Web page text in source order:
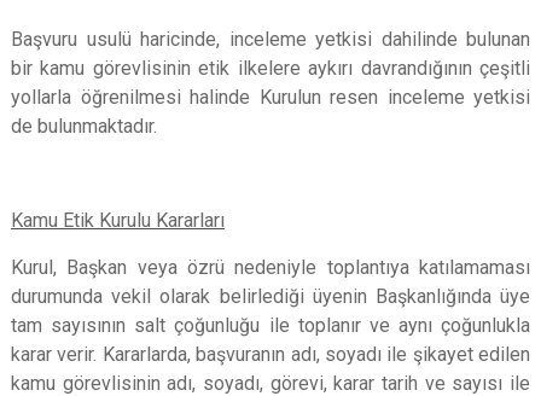
Başvuru usulü haricinde, inceleme yetkisi dahilinde bulunan
bir kamu görevlisinin etik ilkelere aykırı davrandığının çeşitli
yollarla öğrenilmesi halinde Kurulun resen inceleme yetkisi
de bulunmaktadır.
Kamu Etik Kurulu Kararları
Kurul, Başkan veya özrü nedeniyle toplantıya katılamaması
durumunda vekil olarak belirlediği üyenin Başkanlığında üye
tam sayısının salt çoğunluğu ile toplanır ve aynı çoğunlukla
karar verir. Kararlarda, başvuranın adı, soyadı ile şikayet edilen
kamu görevlisinin adı, soyadı, görevi, karar tarih ve sayısı ile